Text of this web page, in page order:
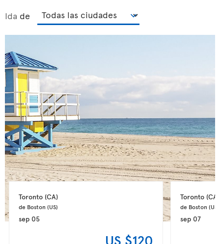
Ida de
Toronto (CA)
de Boston (US)
sep 05
US $120
Toronto (CA)
de Boston (US)
sep 07